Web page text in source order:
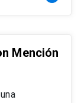
Mención